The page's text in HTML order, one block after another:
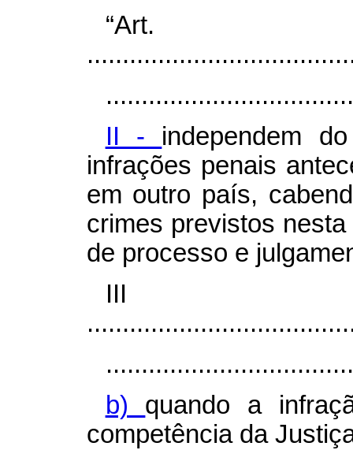
II - independem
infrações penais
em outro país,
crimes previstos
de processo e
b) quando a
competência da